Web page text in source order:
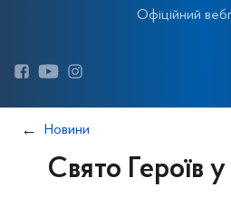
Офіційний
Новини
Свято Героїв